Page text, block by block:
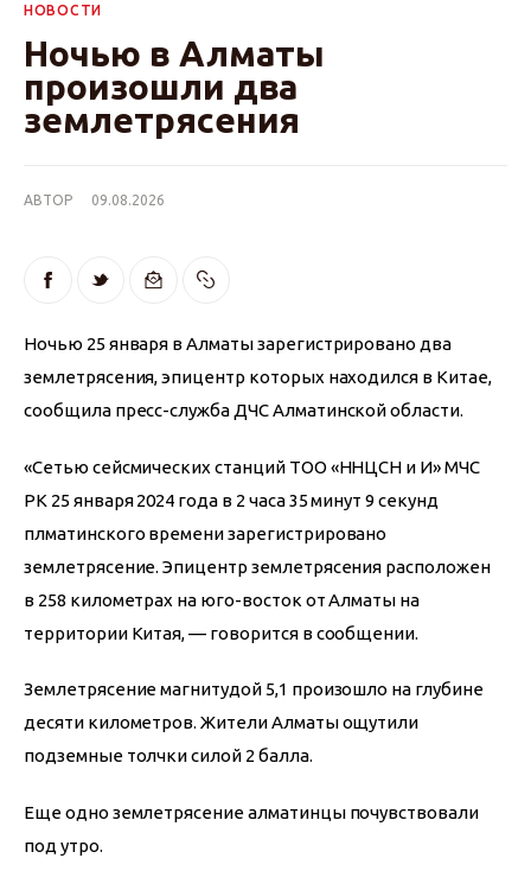
НОВОСТИ
Ночью в Алматы
произошли два
землетрясения
АВТОР 09.08.2026
Ночью 25 января в Алматы зарегистрировано два
землетрясения, эпицентр которых находился в Китае,
сообщила пресс-служба ДЧС Алматинской области.
«Сетью сейсмических станций ТОО «ННЦСН и И» МЧС
РК 25 января 2024 года в 2 часа 35 минут 9 секунд
плматинского времени зарегистрировано
землетрясение. Эпицентр землетрясения расположен
в 258 километрах на юго-восток от Алматы на
территории Китая, — говорится в сообщении.
Землетрясение магнитудой 5,1 произошло на глубине
десяти километров. Жители Алматы ощутили
подземные толчки силой 2 балла.
Еще одно землетрясение алматинцы почувствовали
под утро.